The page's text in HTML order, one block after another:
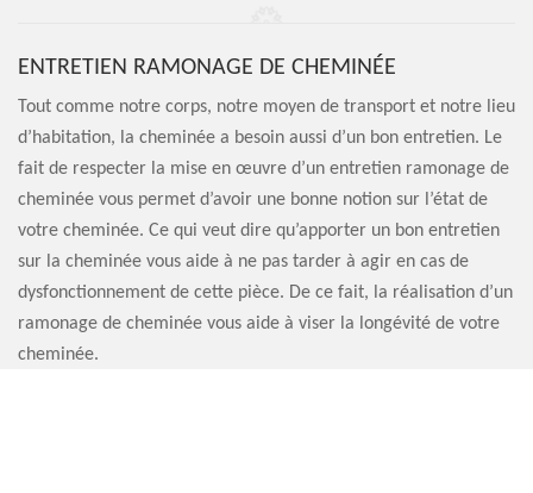
ENTRETIEN RAMONAGE DE CHEMINÉE
Tout comme notre corps, notre moyen de transport et notre lieu
d’habitation, la cheminée a besoin aussi d’un bon entretien. Le
fait de respecter la mise en œuvre d’un entretien ramonage de
cheminée vous permet d’avoir une bonne notion sur l’état de
votre cheminée. Ce qui veut dire qu’apporter un bon entretien
sur la cheminée vous aide à ne pas tarder à agir en cas de
dysfonctionnement de cette pièce. De ce fait, la réalisation d’un
ramonage de cheminée vous aide à viser la longévité de votre
cheminée.